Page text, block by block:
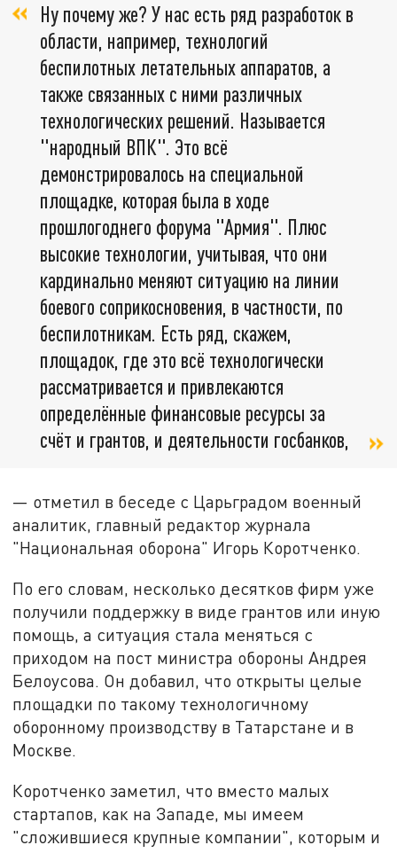
Ну почему же? У нас есть ряд разработок в
области, например, технологий
беспилотных летательных аппаратов, а
также связанных с ними различных
технологических решений. Называется
"народный ВПК". Это всё
демонстрировалось на специальной
площадке, которая была в ходе
прошлогоднего форума "Армия". Плюс
высокие технологии, учитывая, что они
кардинально меняют ситуацию на линии
боевого соприкосновения, в частности, по
беспилотникам. Есть ряд, скажем,
площадок, где это всё технологически
рассматривается и привлекаются
определённые финансовые ресурсы за
счёт и грантов, и деятельности госбанков,
— отметил в беседе с Царьградом военный
аналитик, главный редактор журнала
"Национальная оборона" Игорь Коротченко.
По его словам, несколько десятков фирм уже
получили поддержку в виде грантов или иную
помощь, а ситуация стала меняться с
приходом на пост министра обороны Андрея
Белоусова. Он добавил, что открыты целые
площадки по такому технологичному
оборонному производству в Татарстане и в
Москве.
Коротченко заметил, что вместо малых
стартапов, как на Западе, мы имеем
"сложившиеся крупные компании", которым и